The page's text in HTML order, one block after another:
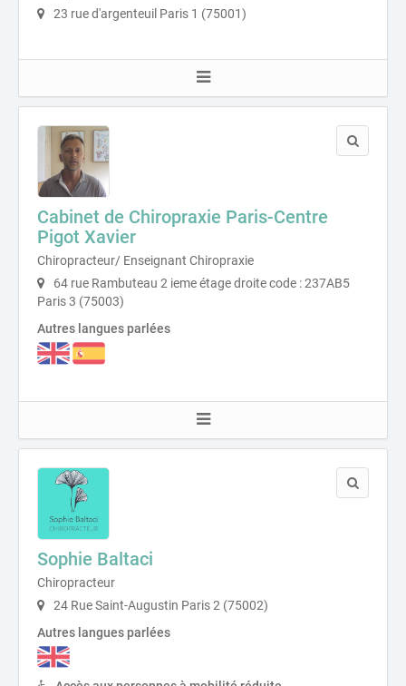
23 rue d'argenteuil Paris 1 (75001)
Cabinet de Chiropraxie Paris-Centre
Pigot Xavier
Chiropracteur/ Enseignant Chiropraxie
64 rue Rambuteau 2 ieme étage droite code : 237AB5
Paris 3 (75003)
Autres langues parlées
Sophie Baltaci
Chiropracteur
24 Rue Saint-Augustin Paris 2 (75002)
Autres langues parlées